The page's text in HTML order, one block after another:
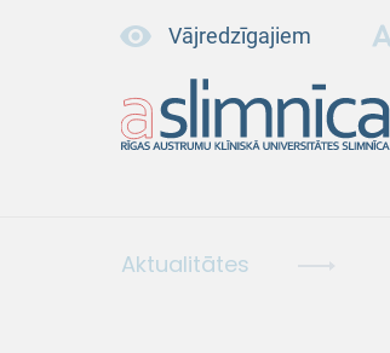
Vājredzīgajiem
Aktualitātes